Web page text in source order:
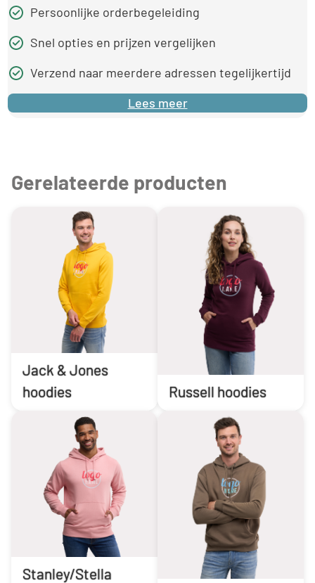
Persoonlijke orderbegeleiding
Snel opties en prijzen vergelijken
Verzend naar meerdere adressen tegelijkertijd
Lees meer
Gerelateerde producten
Jack & Jones
hoodies
Russell hoodies
Stanley/Stella